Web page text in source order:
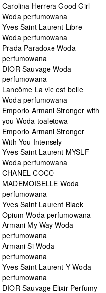
Carolina Herrera Good Girl
Woda perfumowana
Yves Saint Laurent Libre
Woda perfumowana
Prada Paradoxe Woda
perfumowana
DIOR Sauvage Woda
perfumowana
Lancôme La vie est belle
Woda perfumowana
Emporio Armani Stronger with
you Woda toaletowa
Emporio Armani Stronger
With You Intensely
Yves Saint Laurent MYSLF
Woda perfumowana
CHANEL COCO
MADEMOISELLE Woda
perfumowana
Yves Saint Laurent Black
Opium Woda perfumowana
Armani My Way Woda
perfumowana
Armani Si Woda
perfumowana
Yves Saint Laurent Y Woda
perfumowana
DIOR Sauvage Elixir Perfumy